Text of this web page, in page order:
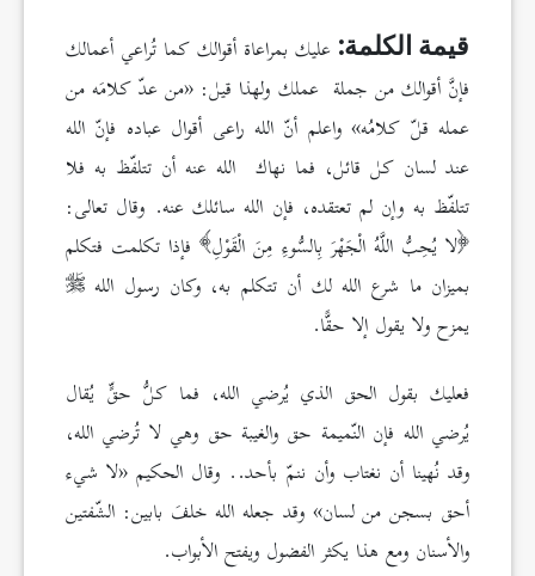
قيمة الكلمة: عليك بمراعاة أقوالك كما تُراعي أعمالك
فإنَّ أقوالك من جملة عملك ولهذا قيل: «من عدّ كلامَه من
عمله قلّ كلامُه» واعلم أنّ الله راعى أقوال عباده فإنّ الله
عند لسان كل قائل، فما نهاك الله عنه أن تتلفّظ به فلا
تتلفّظ به وإن لم تعتقده، فإن الله سائلك عنه. وقال تعالى:
لا يُحِبُّ اللَّهُ الْجَهْرَ بِالسُّوءِ مِنَ الْقَوْلِ فإذا تكلمت فتكلم
بميزان ما شرع الله لك أن تتكلم به، وكان رسول الله
يمزح ولا يقول إلا حقًّا.
فعليك بقول الحق الذي يُرضي الله، فما كلُّ حقٍّ يُقال
يُرضي الله فإن النّميمة حق والغيبة حق وهي لا تُرضي الله،
وقد نُهينا أن نغتاب وأن ننمّ بأحد.. وقال الحكيم «لا شيء
أحق بسجن من لسان» وقد جعله الله خلفَ بابين: الشّفتين
والأسنان ومع هذا يكثر الفضول ويفتح الأبواب.